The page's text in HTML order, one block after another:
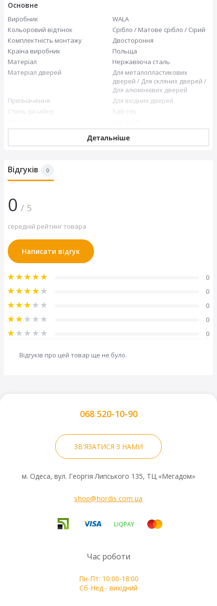
Основне
Виробник
WALA
Кольоровий відтінок
Срібло / Матове срібло / Сірий
Комплектність монтажу
Двостороння
Країна виробник
Польща
Матеріал
Нержавіюча сталь
Матеріал дверей
Для металопластикових
дверей / Для скляних дверей /
Для алюмінієвих дверей
Призначення
Для вхідних дверей
Стиль дизайну
Хай-тек
Технічні характеристики
Довжина ручки, мм
Кут кріплення
Детальніше
Відгуків 0
0 / 5
середній рейтинг товара
Написати відгук
0
0
0
0
0
Відгуків про цей товар ще не було.
068 520-10-90
ЗВ'ЯЗАТИСЯ З НАМИ
м. Одеса, вул. Георгія Липського 135, ТЦ «Мегадом»
shop@hordis.com.ua
Час роботи
Пн-Пт: 10:00-18:00
Сб-Нед - вихідний